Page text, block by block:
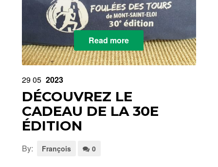
Read more
2905 2023
DÉCOUVREZ LE
CADEAU DE LA 30E
ÉDITION
By: François 0